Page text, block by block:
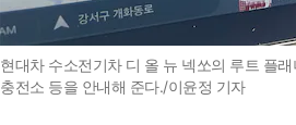
현대차 수소전기차 디 올 뉴 넥쏘의 루트 플
충전소 등을 안내해 준다./이윤정 기자